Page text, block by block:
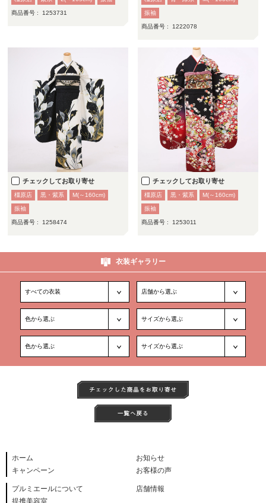
商品番号 : 1253731 振袖
商品番号 : 1222078
チェックしてお取り寄せ
橿原店 黒・紫系 M(～160cm)
振袖
商品番号 : 1258474
チェックしてお取り寄せ
橿原店 黒・紫系 M(～160cm)
振袖
商品番号 : 1253011
衣装ギャラリー
ホーム
お知らせ
キャンペーン
お客様の声
プルミエールについて
店舗情報
提携美容室